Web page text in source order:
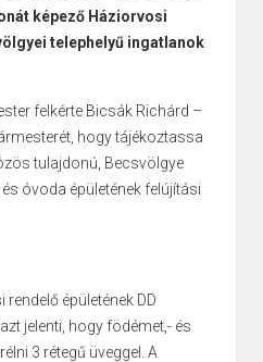
képező Háziorvosi
telephelyű ingatlanok
felkérte Bicsák Richárd –
hogy tájékoztassa
tulajdonú, Becsvölgye
óvoda épületének felújítási
épületének DD
jelenti, hogy födémet,- és
3 rétegű üveggel. A